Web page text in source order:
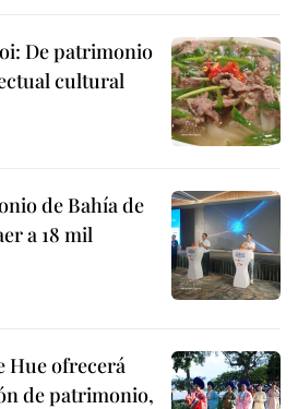
De patrimonio
cultural
de Bahía de
a 18 mil
Hue ofrecerá
de patrimonio,